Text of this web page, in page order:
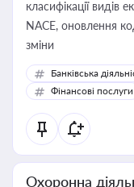
класифікації видів
NACE, оновлення
зміни
Банківська
Фінансові послуги
Охоронна